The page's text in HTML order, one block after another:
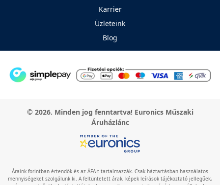
Karrier
Üzleteink
Blog
© 2026. Minden jog fenntartva! Euronics Műszaki
Áruházlánc
Áraink forintban értendők és az ÁFA-t tartalmazzák. Csak háztartásban használatos
mennyiségeket szolgálunk ki. A feltüntetett árak, képek leírások tájékoztató jellegűek,